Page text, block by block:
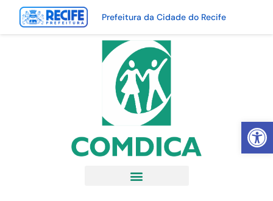
Abrir
Prefeitura da Cidade do Recife